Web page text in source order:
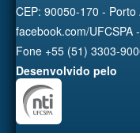
CEP: 90050-170 -
facebook.com/UFCSPA
Fone +55 (51) 3303-
Desenvolvido pelo